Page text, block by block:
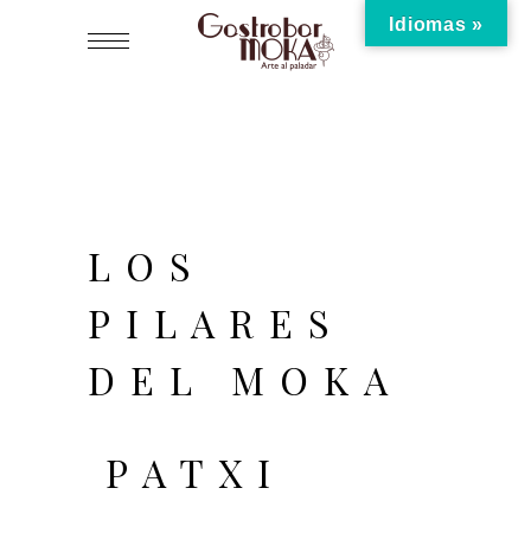
LOS
PILARES
DEL MOKA
PATXI
Idiomas »